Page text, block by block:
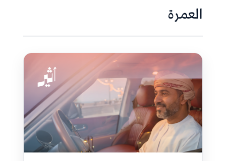
العمرة